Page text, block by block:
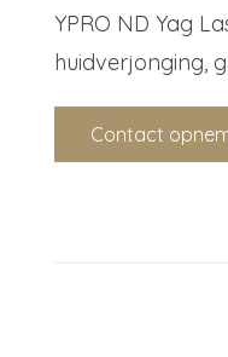
YPRO ND Yag
huidverjonging,
Contact